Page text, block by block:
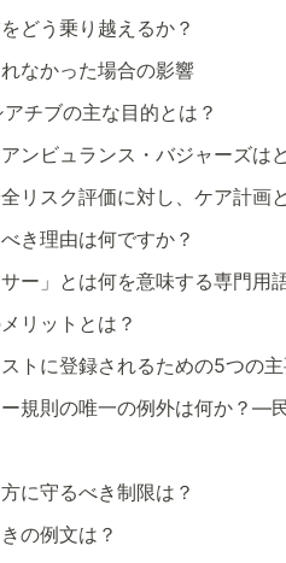
どう乗り越えるか？
なかった場合の影響
チブの主な目的とは？
ンビュランス・バジャーズは
リスク評価に対し、ケア計画
き理由は何ですか？
サー」とは何を意味する専門用
リットとは？
トに登録されるための5つの
規則の唯一の例外は何か？―
に守るべき制限は？
の例文は？